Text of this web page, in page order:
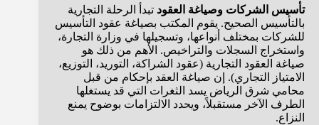
تأسيس الشركات وصياغة العقود تبدأ الرحلة التجارية
بالتأسيس الصحيح. يقوم المكتب بصياغة عقود التأسيس
للشركات بمختلف أنواعها، وتسجيلها في وزارة التجارة،
واستخراج السجلات والتراخيص. الأهم من ذلك هو
صياغة العقود التجارية (عقود الشراكة، التوريد، التوزيع،
الامتياز التجاري). إن صياغة العقد بإحكام من قبل
محامي شرق الرياض يسد الثغرات التي قد يستغلها
الطرف الآخر مستقبلاً، ويحدد الالتزامات بوضوح يمنع
النزاع.